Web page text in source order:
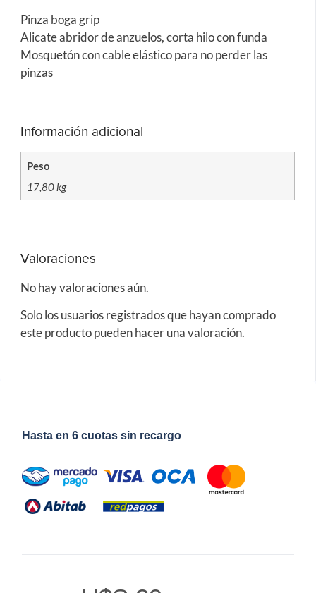
Pinza boga grip
Alicate abridor de anzuelos, corta hilo con funda
Mosquetón con cable elástico para no perder las
pinzas
Información adicional
Peso
17,80 kg
Valoraciones
No hay valoraciones aún.
Solo los usuarios registrados que hayan comprado
este producto pueden hacer una valoración.
Hasta en 6 cuotas sin recargo